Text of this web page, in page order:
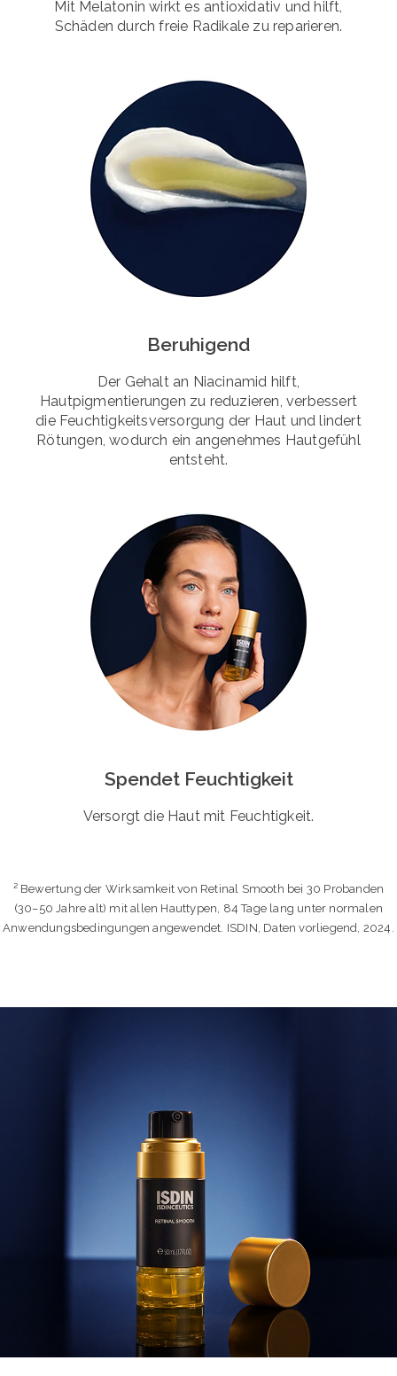
Mit Melatonin wirkt es antioxidativ und hilft,
Schäden durch freie Radikale zu reparieren.
Beruhigend
Der Gehalt an Niacinamid hilft,
Hautpigmentierungen zu reduzieren, verbessert
die Feuchtigkeitsversorgung der Haut und lindert
Rötungen, wodurch ein angenehmes Hautgefühl
entsteht.
Spendet Feuchtigkeit
Versorgt die Haut mit Feuchtigkeit.
² Bewertung der Wirksamkeit von Retinal Smooth bei 30 Probanden
(30–50 Jahre alt) mit allen Hauttypen, 84 Tage lang unter normalen
Anwendungsbedingungen angewendet. ISDIN, Daten vorliegend, 2024.